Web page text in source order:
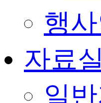
행
자료실
일